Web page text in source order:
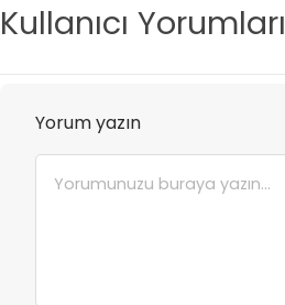
Kullanıcı Yorumları
Yorum yazın